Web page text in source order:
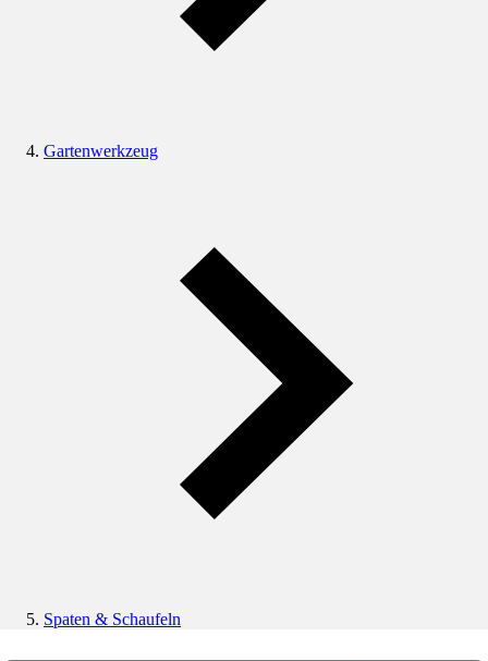
Gartenwerkzeug
Spaten & Schaufeln